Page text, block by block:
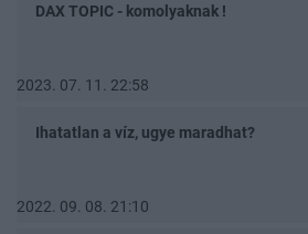
DAX TOPIC - komolyaknak !
2023. 07. 11. 22:58
Ihatatlan a víz, ugye maradhat?
2022. 09. 08. 21:10